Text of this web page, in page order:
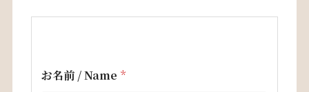
お名前 / Name *